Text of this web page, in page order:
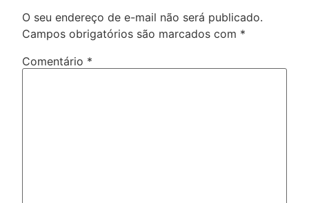
O seu endereço de e-mail não será publicado.
Campos obrigatórios são marcados com *
Comentário *